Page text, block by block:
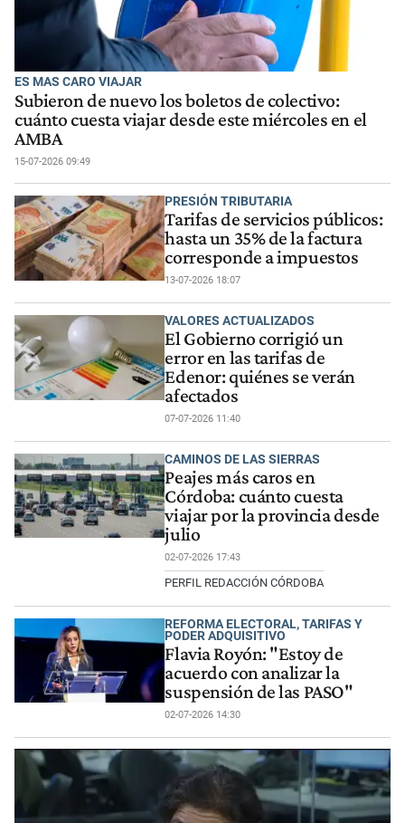
ES MAS CARO VIAJAR
Subieron de nuevo los boletos de colectivo:
cuánto cuesta viajar desde este miércoles en el
AMBA
15-07-2026 09:49
PRESIÓN TRIBUTARIA
Tarifas de servicios públicos:
hasta un 35% de la factura
corresponde a impuestos
13-07-2026 18:07
VALORES ACTUALIZADOS
El Gobierno corrigió un
error en las tarifas de
Edenor: quiénes se verán
afectados
07-07-2026 11:40
CAMINOS DE LAS SIERRAS
Peajes más caros en
Córdoba: cuánto cuesta
viajar por la provincia desde
julio
02-07-2026 17:43
PERFIL REDACCIÓN CÓRDOBA
REFORMA ELECTORAL, TARIFAS Y
PODER ADQUISITIVO
Flavia Royón: "Estoy de
acuerdo con analizar la
suspensión de las PASO"
02-07-2026 14:30